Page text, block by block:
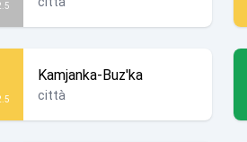
Kamjanka-Buz'ka
città